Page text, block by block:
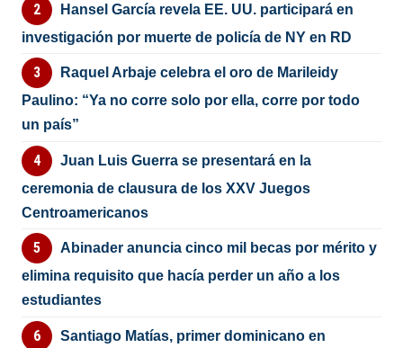
Hansel García revela EE. UU. participará en
investigación por muerte de policía de NY en RD
Raquel Arbaje celebra el oro de Marileidy
Paulino: “Ya no corre solo por ella, corre por todo
un país”
Juan Luis Guerra se presentará en la
ceremonia de clausura de los XXV Juegos
Centroamericanos
Abinader anuncia cinco mil becas por mérito y
elimina requisito que hacía perder un año a los
estudiantes
Santiago Matías, primer dominicano en